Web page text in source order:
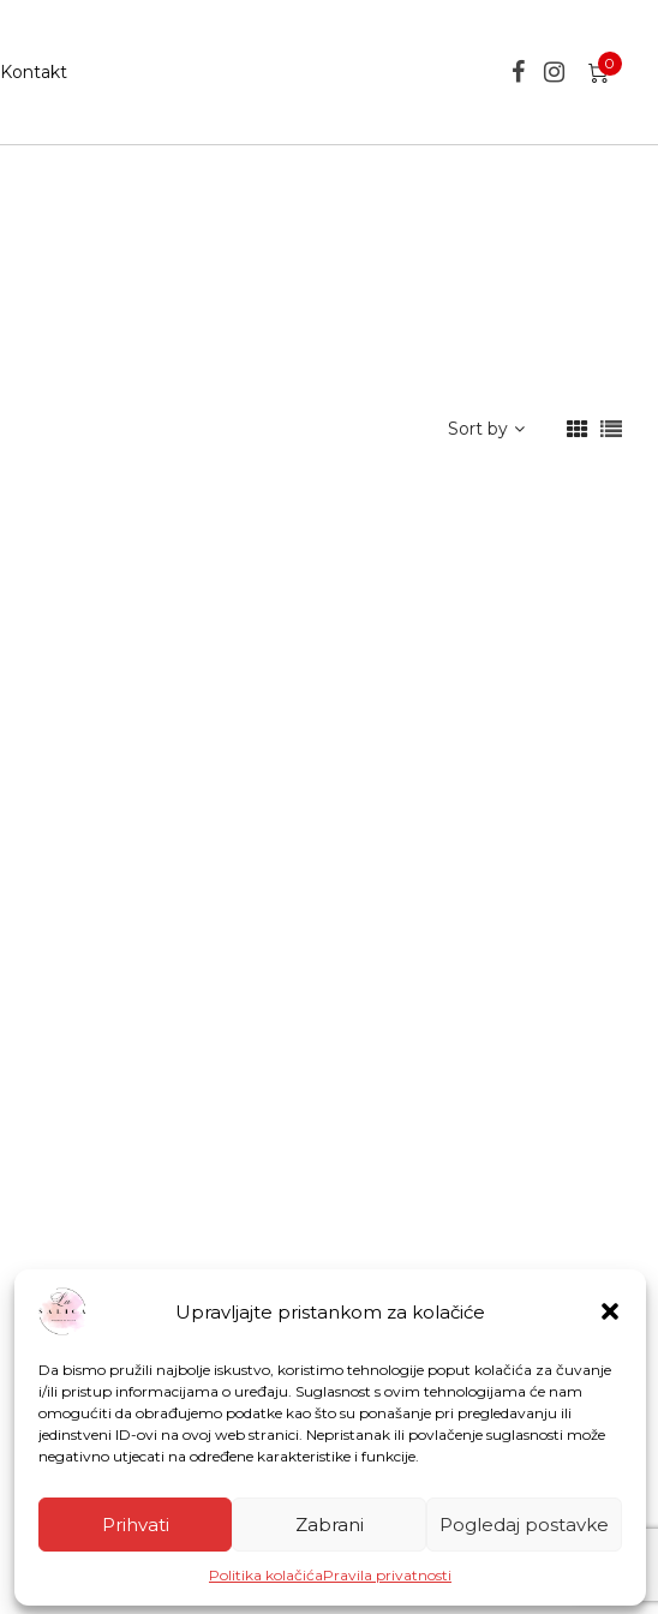
Upravljajte pristankom za kolačiće
Da bismo pružili najbolje iskustvo, koristimo tehnologije poput kolačića za čuvanje
i/ili pristup informacijama o uređaju. Suglasnost s ovim tehnologijama će nam
omogućiti da obrađujemo podatke kao što su ponašanje pri pregledavanju ili
jedinstveni ID-ovi na ovoj web stranici. Nepristanak ili povlačenje suglasnosti može
negativno utjecati na određene karakteristike i funkcije.
Prihvati Zabrani Pogledaj postavke
Politika kolačićaPravila privatnosti
Kontakt 0
Sort by